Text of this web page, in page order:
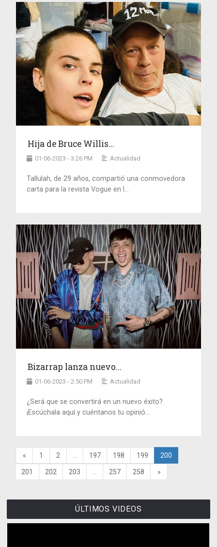
Hija de Bruce Willis...
01-06-2023 - 3:26 PM Actualidad
Tallulah, de 29 años, compartió una conmovedora
carta para la revista Vogue en l...
Bizarrap lanza nuevo...
01-06-2023 - 2:50 PM Actualidad
¿Será que se convertirá en un nuevo éxito?
¡Escúchala aquí y cuéntanos tu opinió...
« 1 2 197 198 199 200
201 202 203 257 258 »
ÚLTIMOS VIDEOS